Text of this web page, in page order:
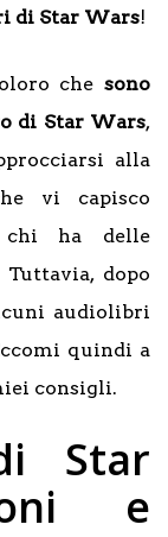
di Star Wars!
che sono
di Star Wars,
alla
vi capisco
chi ha delle
dopo
audiolibri
quindi a
consigli.
Star
e